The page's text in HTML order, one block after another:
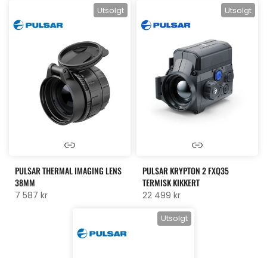
Utsolgt
PULSAR THERMAL IMAGING LENS
38MM
7 587 kr
Utsolgt
PULSAR KRYPTON 2 FXQ35
TERMISK KIKKERT
22 499 kr
Utsolgt